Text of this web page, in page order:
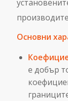
Основни
е добър